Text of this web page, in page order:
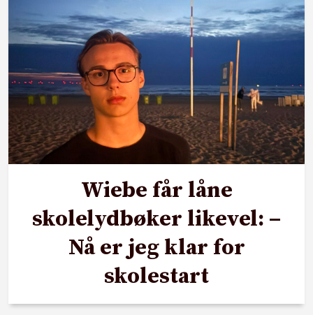
Wiebe får låne
skolelydbøker likevel: –
Nå er jeg klar for
skolestart